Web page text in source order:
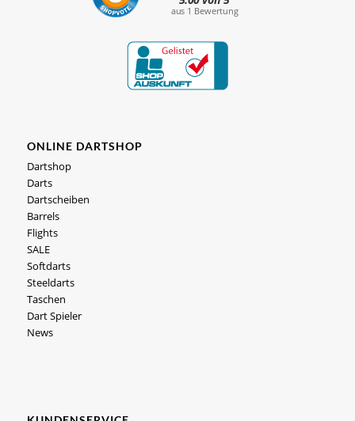
ONLINE DARTSHOP
Dartshop
Darts
Dartscheiben
Barrels
Flights
SALE
Softdarts
Steeldarts
Taschen
Dart Spieler
News